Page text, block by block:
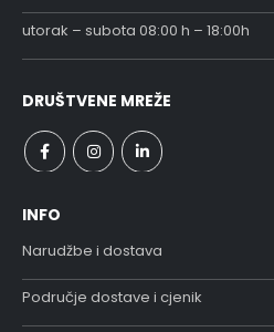
utorak – subota 08:00 h – 18:00h
DRUŠTVENE MREŽE
INFO
Narudžbe i dostava
Područje dostave i cjenik